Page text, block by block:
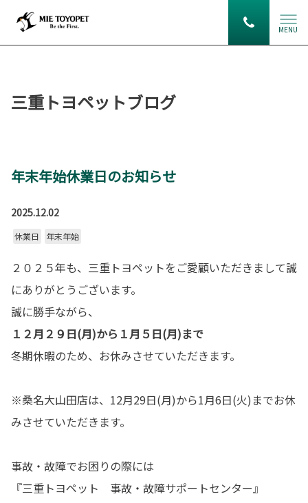
MENU
三重トヨペットブログ
年末年始休業日のお知らせ
2025.12.02
休業日 年末年始
２０２５年も、三重トヨペットをご愛顧いただきまして誠
にありがとうございます。
誠に勝手ながら、
１２月２９日(月)から１月５日(月)まで
冬期休暇のため、お休みさせていただきます。
※桑名大山田店は、12月29日(月)から1月6日(火)までお休
みさせていただきます。
事故・故障でお困りの際には
『三重トヨペット 事故・故障サポートセンター』